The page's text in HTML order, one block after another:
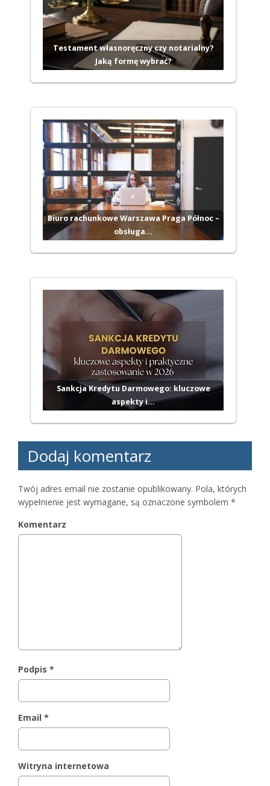
Testament własnoręczny czy notarialny?
Jaką formę wybrać?
Biuro rachunkowe Warszawa Praga Północ –
obsługa…
Sankcja Kredytu Darmowego: kluczowe
aspekty i…
Dodaj komentarz
Twój adres email nie zostanie opublikowany. Pola, których
wypełnienie jest wymagane, są oznaczone symbolem *
Komentarz
Podpis *
Email *
Witryna internetowa